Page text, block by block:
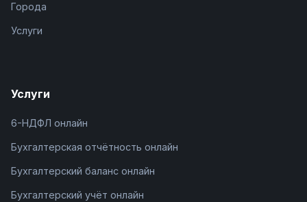
Города
Услуги
Услуги
6-НДФЛ онлайн
Бухгалтерская отчётность онлайн
Бухгалтерский баланс онлайн
Бухгалтерский учёт онлайн